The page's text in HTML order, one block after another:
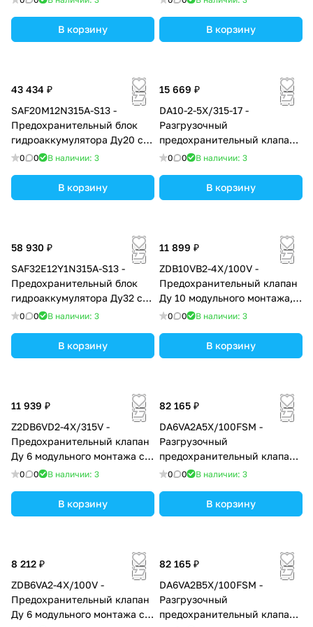
В корзину
срабатывания в 17%,
внешний дренаж - нет
В корзину
43 434 ₽
SAF20M12N315A-S13 -
Предохранительный блок
гидроаккумулятора Ду20 с
ручной разгрузкой
0 0 В наличии: 3
В корзину
15 669 ₽
DA10-2-5X/315-17 -
Разгрузочный
предохранительный клапан
Ду10 с давлением настройки
срабатывания в 17%,
внешний дренаж - нет
0 0 В наличии: 3
В корзину
58 930 ₽
SAF32E12Y1N315A-S13 -
Предохранительный блок
гидроаккумулятора Ду32 с
электроразгрузкой
0 0 В наличии: 3
В корзину
11 899 ₽
ZDB10VB2-4X/100V -
Предохранительный клапан
Ду 10 модульного монтажа,
давление регулировки 100
0 0 В наличии: 3
В корзину
11 939 ₽
Z2DB6VD2-4X/315V -
Предохранительный клапан
Ду 6 модульного монтажа с
давлением регулировки до
0 0 В наличии: 3
В корзину
82 165 ₽
DA6VA2A5X/100FSM -
Разгрузочный
предохранительный клапан
Ду6 с давлением настройки
насоса в канал А
0 0 В наличии: 3
В корзину
8 212 ₽
ZDB6VA2-4X/100V -
Предохранительный клапан
Ду 6 модульного монтажа с
82 165 ₽
DA6VA2B5X/100FSM -
Разгрузочный
предохранительный клапан